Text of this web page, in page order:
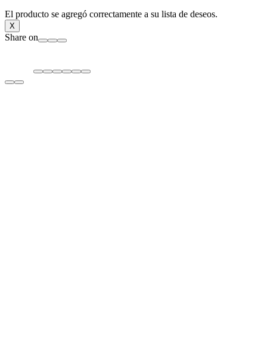
El producto se agregó correctamente a su lista de deseos.
X
Share on